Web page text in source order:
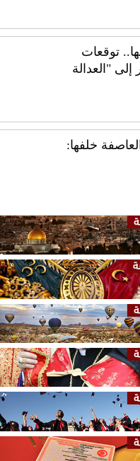
توقعات
إلى "العدالة
خلفها: